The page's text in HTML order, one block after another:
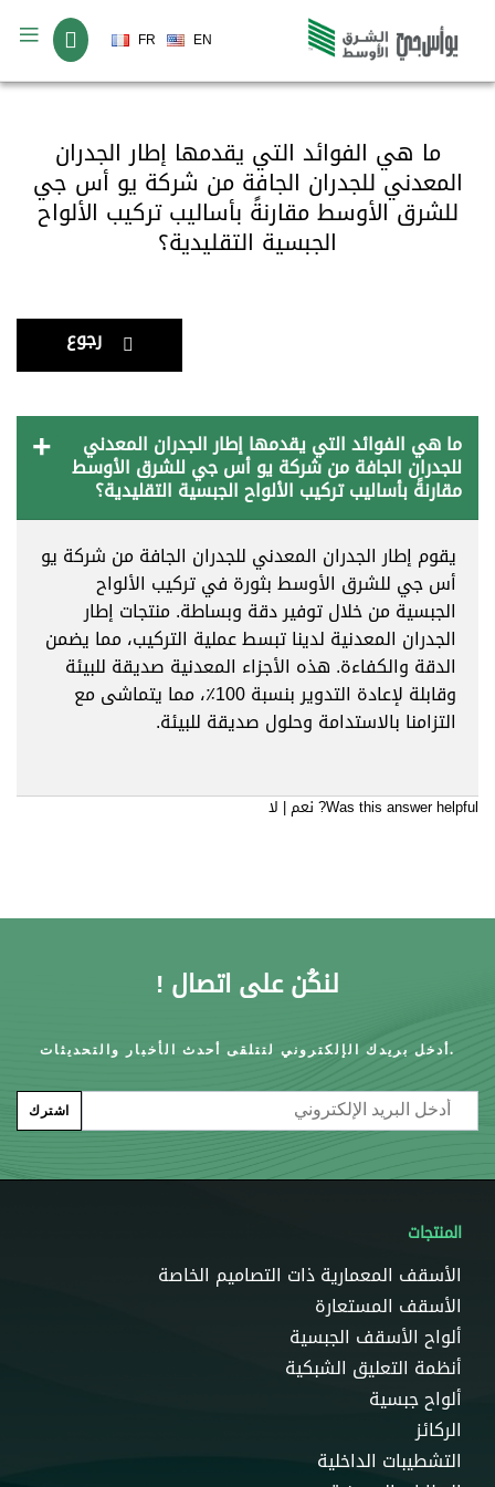
لغة
EN
FR
ما هي الفوائد التي يقدمها إطار الجدران
المعدني للجدران الجافة من شركة يو أس جي
للشرق الأوسط مقارنةً بأساليب تركيب الألواح
الجبسية التقليدية؟
رجوع
ما هي الفوائد التي يقدمها إطار الجدران المعدني
للجدران الجافة من شركة يو أس جي للشرق الأوسط
مقارنةً بأساليب تركيب الألواح الجبسية التقليدية؟
يقوم إطار الجدران المعدني للجدران الجافة من شركة يو
أس جي للشرق الأوسط بثورة في تركيب الألواح
الجبسية من خلال توفير دقة وبساطة. منتجات إطار
الجدران المعدنية لدينا تبسط عملية التركيب، مما يضمن
الدقة والكفاءة. هذه الأجزاء المعدنية صديقة للبيئة
وقابلة لإعادة التدوير بنسبة 100٪، مما يتماشى مع
التزامنا بالاستدامة وحلول صديقة للبيئة.
Was this answer helpful? نعم| لا
لنكُن على اتصال !
أدخل بريدك الإلكتروني لتتلقى أحدث الأخبار والتحديثات.
اشترك Email
المنتجات
الأسقف المعمارية ذات التصاميم الخاصة
الأسقف المستعارة
ألواح الأسقف الجبسية
أنظمة التعليق الشبكية
ألواح جبسية
الركائز
التشطيبات الداخلية